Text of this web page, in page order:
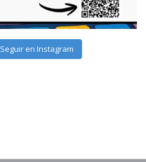
Seguir en Instagram